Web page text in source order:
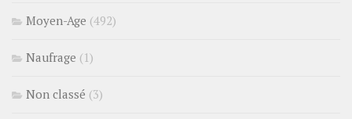
Moyen-Age (492)
Naufrage (1)
Non classé (3)